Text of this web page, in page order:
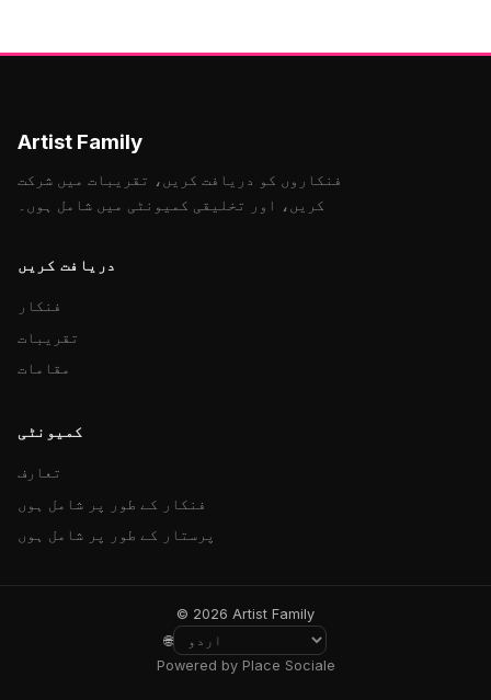
Artist Family
فنکاروں کو دریافت کریں، تقریبات میں شرکت
کریں، اور تخلیقی کمیونٹی میں شامل ہوں۔
دریافت کریں
فنکار
تقریبات
مقامات
کمیونٹی
تعارف
فنکار کے طور پر شامل ہوں
پرستار کے طور پر شامل ہوں
© 2026 Artist Family
🌐
Powered by Place Sociale